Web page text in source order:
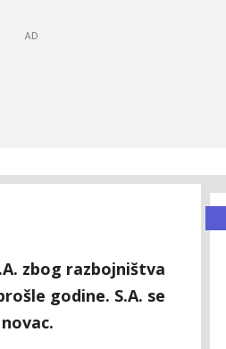
zbog razbojništva
godine. S.A. se